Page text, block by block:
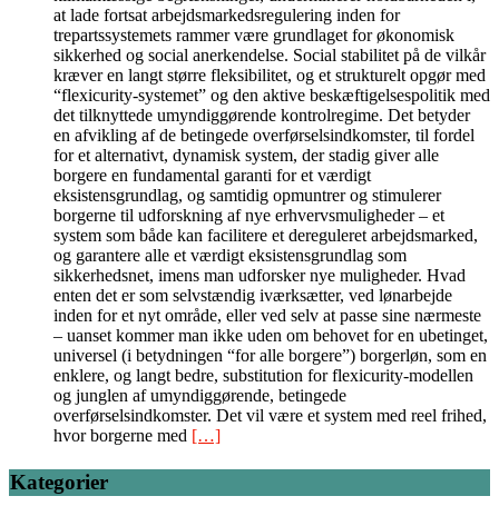
at lade fortsat arbejdsmarkedsregulering inden for
trepartssystemets rammer være grundlaget for økonomisk
sikkerhed og social anerkendelse. Social stabilitet på de vilkår
kræver en langt større fleksibilitet, og et strukturelt opgør med
“flexicurity-systemet” og den aktive beskæftigelsespolitik med
det tilknyttede umyndiggørende kontrolregime. Det betyder
en afvikling af de betingede overførselsindkomster, til fordel
for et alternativt, dynamisk system, der stadig giver alle
borgere en fundamental garanti for et værdigt
eksistensgrundlag, og samtidig opmuntrer og stimulerer
borgerne til udforskning af nye erhvervsmuligheder – et
system som både kan facilitere et dereguleret arbejdsmarked,
og garantere alle et værdigt eksistensgrundlag som
sikkerhedsnet, imens man udforsker nye muligheder. Hvad
enten det er som selvstændig iværksætter, ved lønarbejde
inden for et nyt område, eller ved selv at passe sine nærmeste
– uanset kommer man ikke uden om behovet for en ubetinget,
universel (i betydningen “for alle borgere”) borgerløn, som en
enklere, og langt bedre, substitution for flexicurity-modellen
og junglen af umyndiggørende, betingede
overførselsindkomster. Det vil være et system med reel frihed,
hvor borgerne med […]
Kategorier